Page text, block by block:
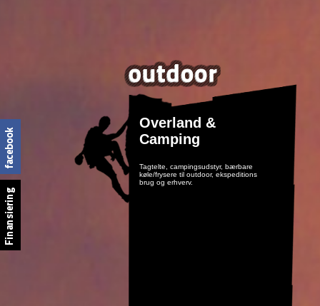
Overland &
Camping
Tagtelte, campingsudstyr, bærbare
køle/frysere til outdoor, ekspeditions
brug og erhverv.